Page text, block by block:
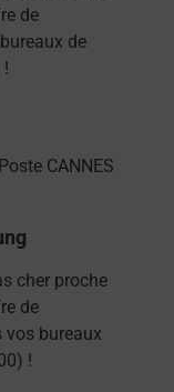
de
de
cher proche
de
bureaux
!